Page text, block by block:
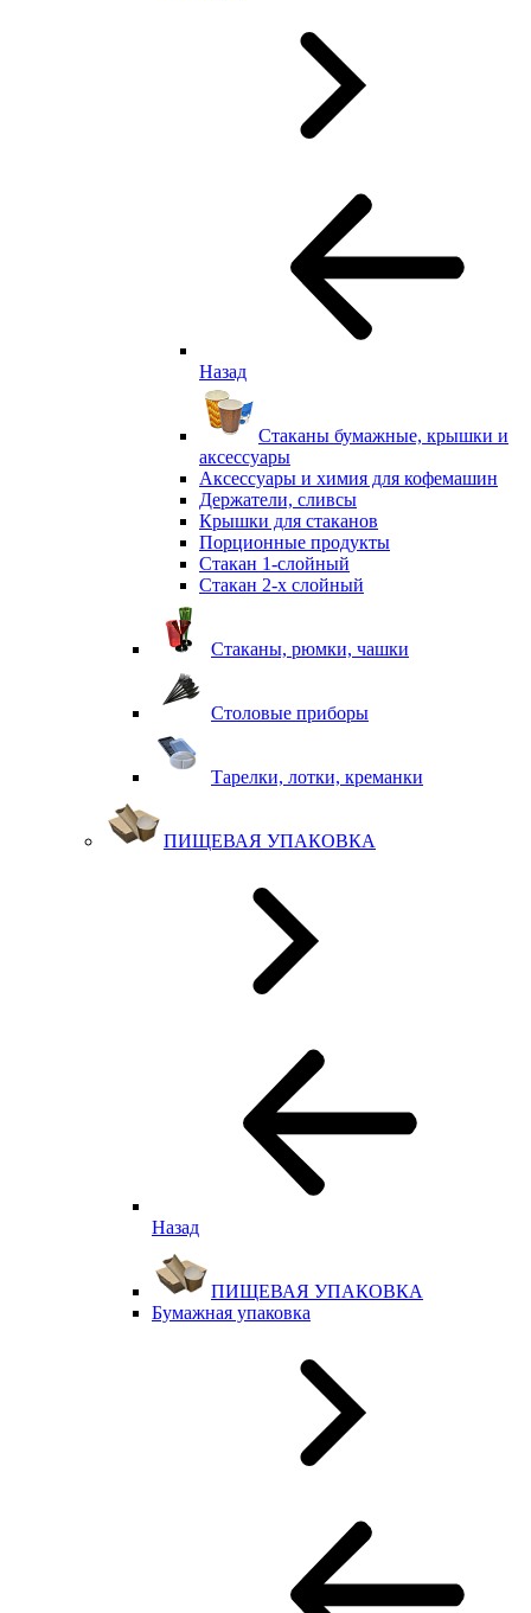
Назад
Стаканы бумажные, крышки и
аксессуары
Аксессуары и химия для кофемашин
Держатели, сливсы
Крышки для стаканов
Порционные продукты
Стакан 1-слойный
Стакан 2-х слойный
Стаканы, рюмки, чашки
Столовые приборы
Тарелки, лотки, креманки
ПИЩЕВАЯ УПАКОВКА
Назад
ПИЩЕВАЯ УПАКОВКА
Бумажная упаковка